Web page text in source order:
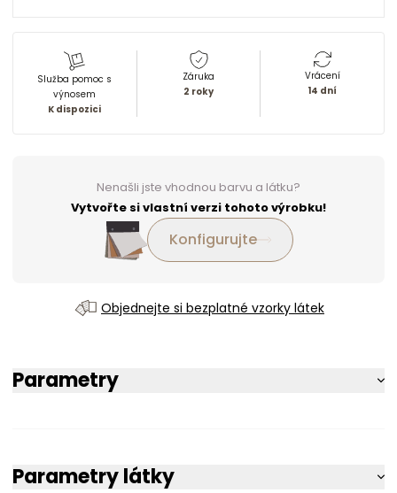
Služba pomoc s
výnosem
K dispozici
Záruka
2 roky
Vrácení
14 dní
Nenašli jste vhodnou barvu a látku?
Vytvořte si vlastní verzi tohoto výrobku!
Konfigurujte
Objednejte si bezplatné vzorky látek
Parametry
Parametry látky